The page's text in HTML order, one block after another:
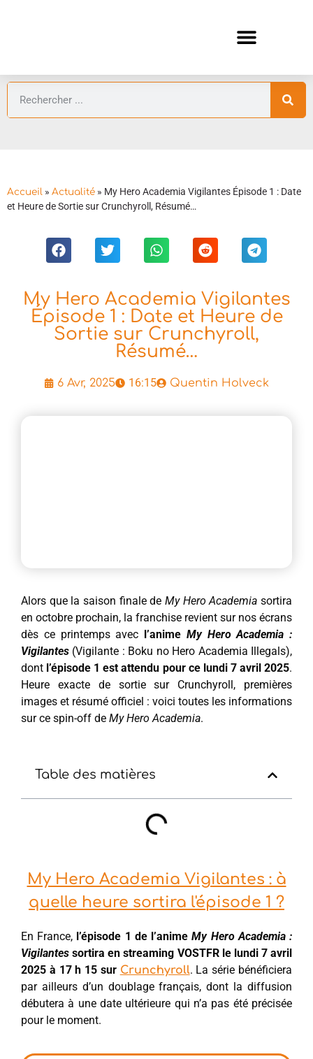
Accueil » Actualité » My Hero Academia Vigilantes Épisode 1 : Date
et Heure de Sortie sur Crunchyroll, Résumé…
My Hero Academia Vigilantes
Épisode 1 : Date et Heure de
Sortie sur Crunchyroll,
Résumé…
6 Avr, 2025 16:15 Quentin Holveck
Alors que la saison finale de My Hero Academia sortira
en octobre prochain, la franchise revient sur nos écrans
dès ce printemps avec
l’anime My Hero Academia :
Vigilantes (Vigilante : Boku no Hero Academia Illegals),
dont l’épisode 1 est attendu pour ce lundi 7 avril 2025.
Heure exacte de sortie sur Crunchyroll, premières
images et résumé officiel : voici toutes les informations
sur ce spin-off de My Hero Academia.
Table des matières
My Hero Academia Vigilantes : à
quelle heure sortira l'épisode 1 ?
En France, l’épisode 1 de l’animeMy Hero Academia :
Vigilantes sortira en streaming VOSTFR le lundi 7 avril
2025 à 17 h 15 sur Crunchyroll. La série bénéficiera
par ailleurs d’un doublage français, dont la diffusion
débutera à une date ultérieure qui n’a pas été précisée
pour le moment.